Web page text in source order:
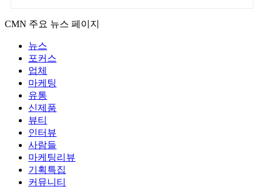
CMN 주요 뉴스 페이지
뉴스
포커스
업체
마케팅
유통
신제품
뷰티
인터뷰
사람들
마케팅리뷰
기획특집
커뮤니티